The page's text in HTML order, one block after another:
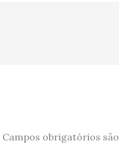
Campos obrigatórios são